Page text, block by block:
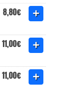
8,80€
11,00€
11,00€